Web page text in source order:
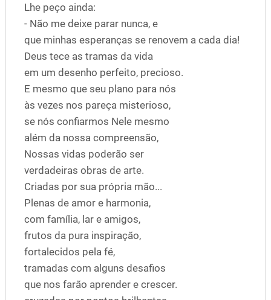
Lhe peço ainda:
- Não me deixe parar nunca, e
que minhas esperanças se renovem a cada dia!
Deus tece as tramas da vida
em um desenho perfeito, precioso.
E mesmo que seu plano para nós
às vezes nos pareça misterioso,
se nós confiarmos Nele mesmo
além da nossa compreensão,
Nossas vidas poderão ser
verdadeiras obras de arte.
Criadas por sua própria mão...
Plenas de amor e harmonia,
com família, lar e amigos,
frutos da pura inspiração,
fortalecidos pela fé,
tramadas com alguns desafios
que nos farão aprender e crescer.